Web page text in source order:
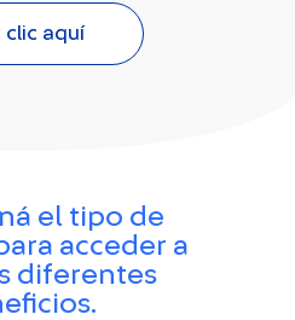
clic aquí
el tipo de
acceder a
diferentes